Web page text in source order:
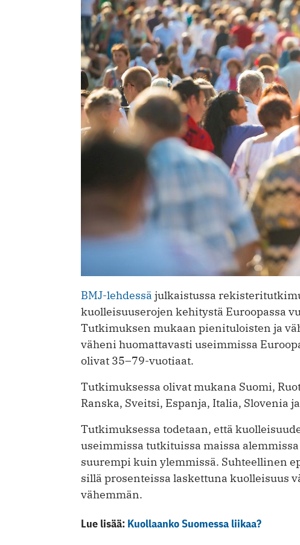
BMJ-lehdessä julkaistussa
kuolleisuuserojen kehitystä Euroopassa
Tutkimuksen mukaan pienituloisten ja
väheni huomattavasti useimmissa
olivat 35–79-vuotiaat.
Tutkimuksessa olivat mukana Suomi,
Ranska, Sveitsi, Espanja, Italia, Slovenia
Tutkimuksessa todetaan, että
useimmissa tutkituissa maissa
suurempi kuin ylemmissä. Suhteellinen
sillä prosenteissa laskettuna kuolleisuus
vähemmän.
Lue lisää: Kuollaanko Suomessa liikaa?